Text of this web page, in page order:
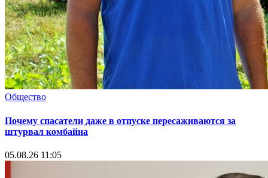
Общество
Почему спасатели даже в отпуске пересаживаются за
штурвал комбайна
05.08.26 11:05